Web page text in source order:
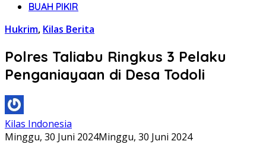
BUAH PIKIR
Hukrim, Kilas Berita
Polres Taliabu Ringkus 3 Pelaku
Penganiayaan di Desa Todoli
Kilas Indonesia
Minggu, 30 Juni 2024Minggu, 30 Juni 2024